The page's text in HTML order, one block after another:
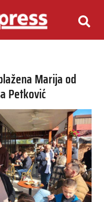
Marija od
Petković